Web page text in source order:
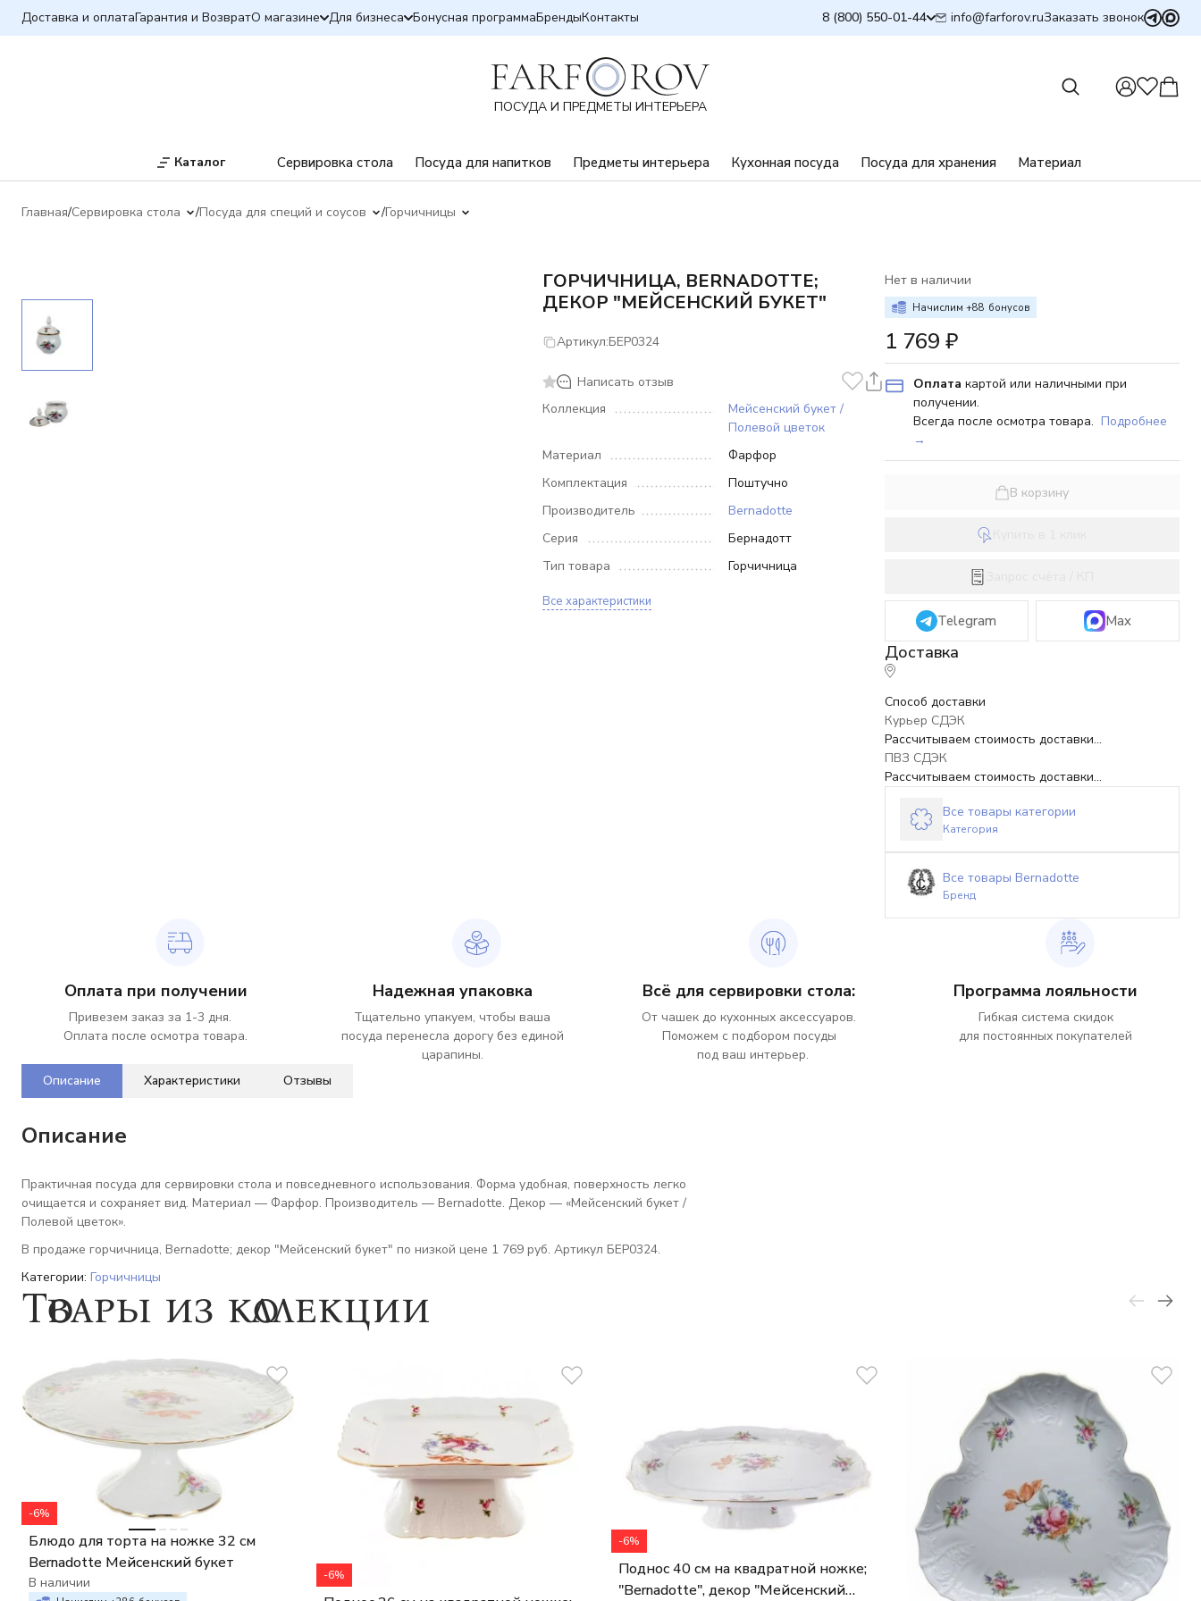
Доставка и оплатаГарантия и ВозвратО магазине Для бизнеса Бонусная программаБрендыКонтакты 8 (800) 550-01-44 info@farforov.ruЗаказать звонок
ПОСУДА И ПРЕДМЕТЫ ИНТЕРЬЕРА
Каталог Сервировка стола Посуда для напитков Предметы интерьера Кухонная посуда Посуда для хранения Материал
Главная Сервировка стола Посуда для специй и соусов Горчичницы
ГОРЧИЧНИЦА, BERNADOTTE;
ДЕКОР "МЕЙСЕНСКИЙ БУКЕТ"
Артикул:БЕР0324
Написать отзыв
Коллекция
Мейсенский букет /
Полевой цветок
Материал
Фарфор
Комплектация
Поштучно
Производитель
Bernadotte
Серия
Бернадотт
Тип товара
Горчичница
Все характеристики
Нет в наличии
Начислим +88 бонусов
1 769 ₽
Оплата картой или наличными при
получении.
Всегда после осмотра товара. Подробнее
→
В корзину
Telegram Max
Способ доставки
Курьер СДЭК
Рассчитываем стоимость доставки...
ПВЗ СДЭК
Рассчитываем стоимость доставки...
Все товары категории
Категория
Все товары Bernadotte
Бренд
Оплата при получении
Привезем заказ за 1-3 дня.
Оплата после осмотра товара.
Надежная упаковка
Тщательно упакуем, чтобы ваша
посуда перенесла дорогу без единой
царапины.
Всё для сервировки стола:
От чашек до кухонных аксессуаров.
Поможем с подбором посуды
под ваш интерьер.
Программа лояльности
Гибкая система скидок
для постоянных покупателей
Описание Характеристики Отзывы
Описание
Практичная посуда для сервировки стола и повседневного использования. Форма удобная, поверхность легко
очищается и сохраняет вид. Материал — Фарфор. Производитель — Bernadotte. Декор — «Мейсенский букет /
Полевой цветок».
В продаже горчичница, Bernadotte; декор "Мейсенский букет" по низкой цене 1 769 руб. Артикул БЕР0324.
Категории: Горчичницы
Товары из коллекции
-6%
Блюдо для торта на ножке 32 см
Bernadotte Мейсенский букет
В наличии -6%
-6%
Поднос 40 см на квадратной ножке;
"Bernadotte", декор "Мейсенский